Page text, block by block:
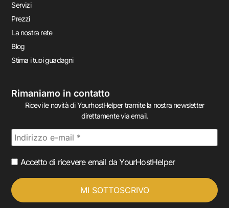
Servizi
Prezzi
La nostra rete
Blog
Stima i tuoi guadagni
Rimaniamo in contatto
Ricevi le novità di YourhostHelper tramite la nostra newsletter
direttamente via email.
Accetto di ricevere email da YourHostHelper